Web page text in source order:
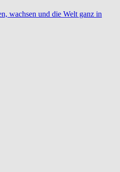
wachsen und die Welt ganz in